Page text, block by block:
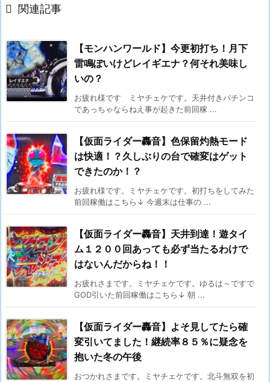
 関連記事
【モンハンワールド】今更初打ち！月下
雷鳴ぽいけどレイギエナ？何それ美味し
いの？
お疲れ様です ミヤチェケです。天井付きパチンコ
であっちゃならねえ事が起きた前回稼 ...
【仮面ライダー轟音】色保留灼熱モード
は快適！？久しぶりの台で確変はゲット
できたのか！？
お疲れ様です。ミヤチェケです。初打ちをしてみた
前回稼働はこちら↓ 今週末は仕事の ...
【仮面ライダー轟音】天井到達！遊タイ
ム１２００回あっても必ず当たるわけで
はないんだからね！！
お疲れさまです。ミヤチェケです。ゆるは～ですで
GOD引いた前回稼働はこちら↓ 朝 ...
【仮面ライダー轟音】よそ見してたら確
変引いてました！継続率８５％に疑念を
抱いた冬の午後
おつかれさまです。ミヤチェケです。北斗無双を初